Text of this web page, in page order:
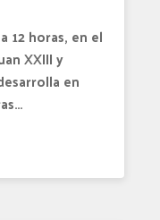
12 horas, en el
XXIII y
en